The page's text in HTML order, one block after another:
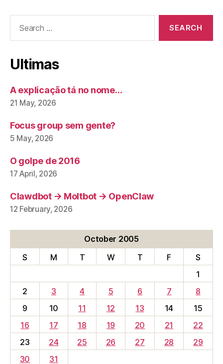
Ultimas
A explicação tá no nome…
21 May, 2026
Focus group sem gente?
5 May, 2026
O golpe de 2016
17 April, 2026
Clawdbot → Moltbot → OpenClaw
12 February, 2026
October 2005
S
M T W T F
S
1
2
3 4 5 6 7
8
9
10 11 12 13 14
15
16
17 18 19 20 21
22
23
24 25 26 27 28
29
30
31